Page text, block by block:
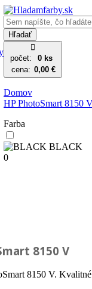
Hľadať
počet:
0 ks
cena: 0,00 €
Domov
HP PhotoSmart 8150
Farba
BLACK
0
8150 V
8150 V.